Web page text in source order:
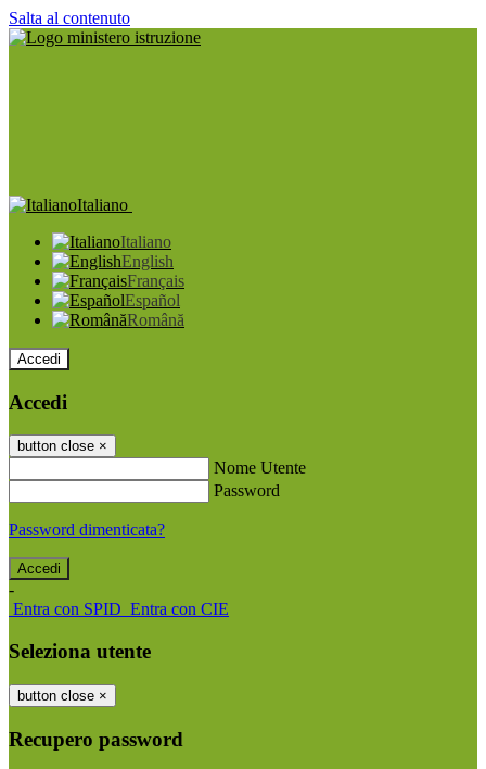
Salta al contenuto
Italiano
Italiano
English
Français
Español
Română
Accedi
Accedi
button close ×
Nome Utente
Password
Password dimenticata?
-
Entra con SPID Entra con CIE
Seleziona utente
button close ×
Recupero password